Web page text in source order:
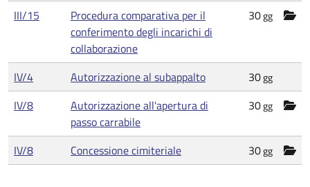
III/15
Procedura comparativa per il
conferimento degli incarichi di
collaborazione
30gg
IV/4 Autorizzazione al subappalto 30gg
IV/8
Autorizzazione all'apertura di
passo carrabile
30gg
IV/8 Concessione cimiteriale 30gg